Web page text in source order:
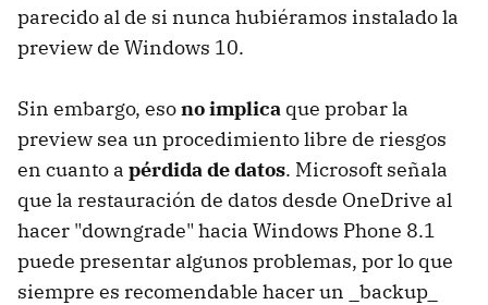
parecido al de si nunca hubiéramos instalado la
preview de Windows 10.
Sin embargo, esono implica que probar la
preview sea un procedimiento libre de riesgos
en cuanto a pérdida de datos. Microsoft señala
que la restauración de datos desde OneDrive al
hacer "downgrade" hacia Windows Phone 8.1
puede presentar algunos problemas, por lo que
siempre es recomendable hacer un _backup_